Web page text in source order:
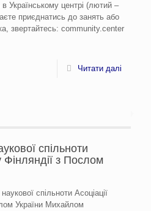
Українському центрі (лютий –
приєднатись до занять або
звертайтесь: community.center
Читати далі
спільноти
Фінляндії з Послом
спільноти Асоціації
України Михайлом